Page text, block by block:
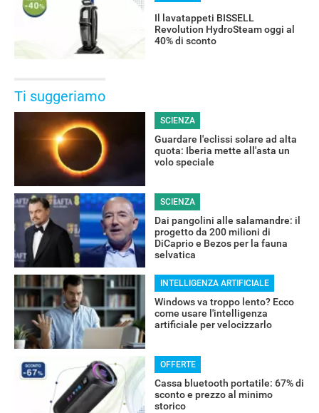
Il lavatappeti BISSELL
Revolution HydroSteam oggi al
40% di sconto
Ti suggeriamo
SCIENZA
Guardare l'eclissi solare ad alta
quota: Iberia mette all'asta un
volo speciale
SCIENZA
Dai pangolini alle salamandre: il
progetto da 200 milioni di
DiCaprio e Bezos per la fauna
selvatica
INTELLIGENZA ARTIFICIALE
Windows va troppo lento? Ecco
come usare l'intelligenza
artificiale per velocizzarlo
OFFERTE
Cassa bluetooth portatile: 67% di
sconto e prezzo al minimo
storico